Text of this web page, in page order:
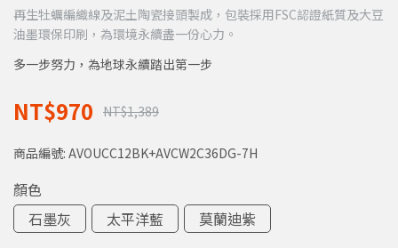
再生牡蠣編織線及泥土陶瓷接頭製成，包裝採用FSC認證紙質及大豆
油墨環保印刷，為環境永續盡一份心力。
多一步努力，為地球永續踏出第一步
NT$970 NT$1,389
商品編號: AVOUCC12BK+AVCW2C36DG-7H
顏色
石墨灰
太平洋藍 莫蘭迪紫